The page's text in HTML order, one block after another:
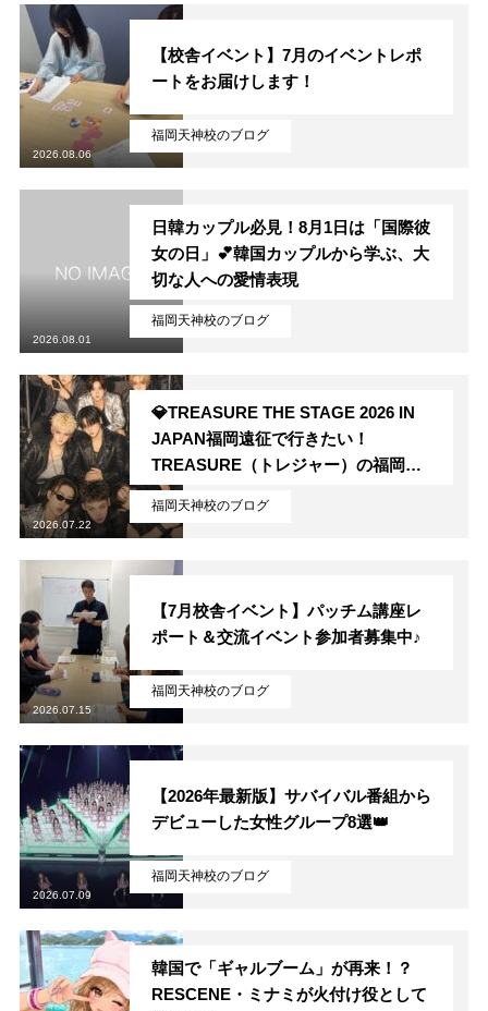
福岡天神校のブログ
【校舎イベント】7月のイベントレポ
ートをお届けします！
2026.08.06
福岡天神校のブログ
日韓カップル必見！8月1日は「国際彼
女の日」💕韓国カップルから学ぶ、大
切な人への愛情表現
2026.08.01
福岡天神校のブログ
💎TREASURE THE STAGE 2026 IN
JAPAN福岡遠征で行きたい！
TREASURE（トレジャー）の福岡聖
地💎
2026.07.22
福岡天神校のブログ
【7月校舎イベント】パッチム講座レ
ポート＆交流イベント参加者募集中♪
2026.07.15
福岡天神校のブログ
【2026年最新版】サバイバル番組から
デビューした女性グループ8選👑
2026.07.09
韓国で「ギャルブーム」が再来！？
RESCENE・ミナミが火付け役として